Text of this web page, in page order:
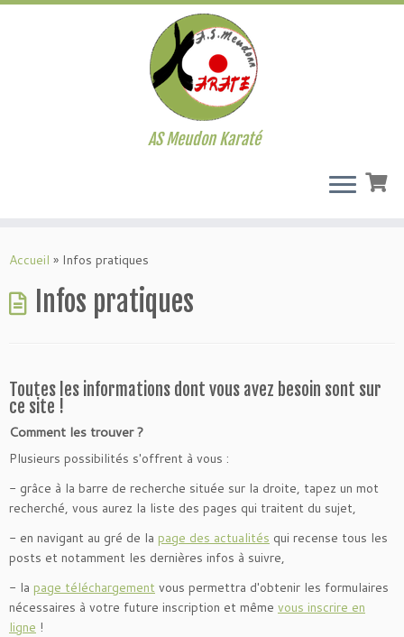
au
AS Meudon Karaté
Accueil » Infos pratiques
Infos pratiques
Toutes les informations dont vous avez besoin sont sur
ce site !
Comment les trouver ?
Plusieurs possibilités s'offrent à vous :
- grâce à la barre de recherche située sur la droite, tapez un mot
recherché, vous aurez la liste des pages qui traitent du sujet,
- en navigant au gré de la page des actualités qui recense tous les
posts et notamment les dernières infos à suivre,
- la page téléchargement vous permettra d'obtenir les formulaires
nécessaires à votre future inscription et même vous inscrire en
ligne !